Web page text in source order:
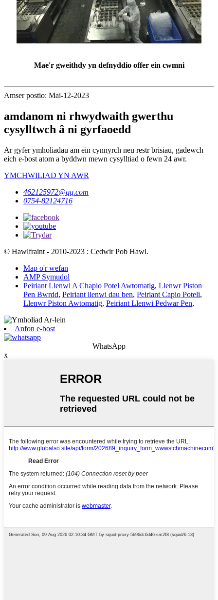
Mae'r gweithdy yn defnyddio offer ein cwmni
Amser postio: Mai-12-2023
amdanom ni rhwydwaith gwerthu
cysylltwch â ni gyrfaoedd
Ar gyfer ymholiadau am ein cynnyrch neu restr brisiau, gadewch
eich e-bost atom a byddwn mewn cysylltiad o fewn 24 awr.
YMCHWILIAD YN AWR
462125972@qq.com
0754-82124716
© Hawlfraint - 2010-2023 : Cedwir Pob Hawl.
Map o'r wefan
AMP Symudol
Peiriant Llenwi A Chapio Potel Awtomatig, Llenwr Piston
Pen Bwrdd, Peiriant llenwi dau ben, Peiriant Capio Poteli,
Llenwr Piston Awtomatig, Peiriant Llenwi Pedwar Pen,
Anfon e-bost
WhatsApp
x